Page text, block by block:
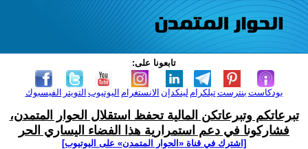
تابعونا على:
الفيسبوك التويتر اليوتيوب الانستغرام لينكدإن تيلكرامبنترست بودكاست
تبرعاتكم وتبرعاتكن المالية تحفظ استقلال الحوار المتمدن،
فشاركونا في دعم استمرارية هذا الفضاء اليساري الحر
[اشترك في قناة ‫«الحوار المتمدن» على اليوتيوب]